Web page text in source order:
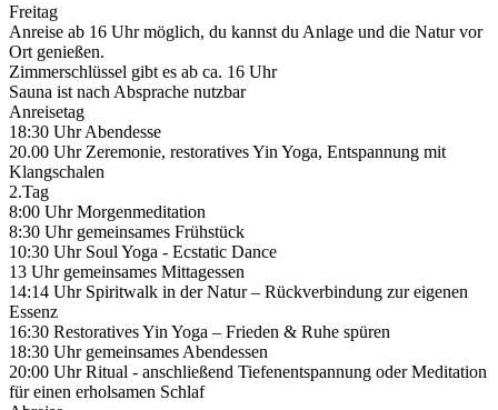
Freitag
Anreise ab 16 Uhr möglich, du kannst du Anlage und die Natur vor
Ort genießen.
Zimmerschlüssel gibt es ab ca. 16 Uhr
Sauna ist nach Absprache nutzbar
Anreisetag
18:30 Uhr Abendesse
20.00 Uhr Zeremonie, restoratives Yin Yoga, Entspannung mit
Klangschalen
2.Tag
8:00 Uhr Morgenmeditation
8:30 Uhr gemeinsames Frühstück
10:30 Uhr Soul Yoga - Ecstatic Dance
13 Uhr gemeinsames Mittagessen
14:14 Uhr Spiritwalk in der Natur – Rückverbindung zur eigenen
Essenz
16:30 Restoratives Yin Yoga – Frieden & Ruhe spüren
18:30 Uhr gemeinsames Abendessen
20:00 Uhr Ritual - anschließend Tiefenentspannung oder Meditation
für einen erholsamen Schlaf